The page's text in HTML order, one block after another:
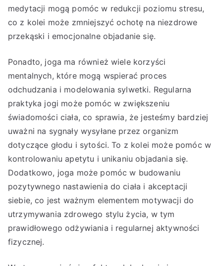
medytacji mogą pomóc w redukcji poziomu stresu,
co z kolei może zmniejszyć ochotę na niezdrowe
przekąski i emocjonalne objadanie się.
Ponadto, joga ma również wiele korzyści
mentalnych, które mogą wspierać proces
odchudzania i modelowania sylwetki. Regularna
praktyka jogi może pomóc w zwiększeniu
świadomości ciała, co sprawia, że jesteśmy bardziej
uważni na sygnały wysyłane przez organizm
dotyczące głodu i sytości. To z kolei może pomóc w
kontrolowaniu apetytu i unikaniu objadania się.
Dodatkowo, joga może pomóc w budowaniu
pozytywnego nastawienia do ciała i akceptacji
siebie, co jest ważnym elementem motywacji do
utrzymywania zdrowego stylu życia, w tym
prawidłowego odżywiania i regularnej aktywności
fizycznej.